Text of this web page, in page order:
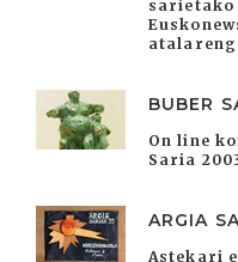
sarietako
BUBER
On line
Saria
ARGIA
Astekari